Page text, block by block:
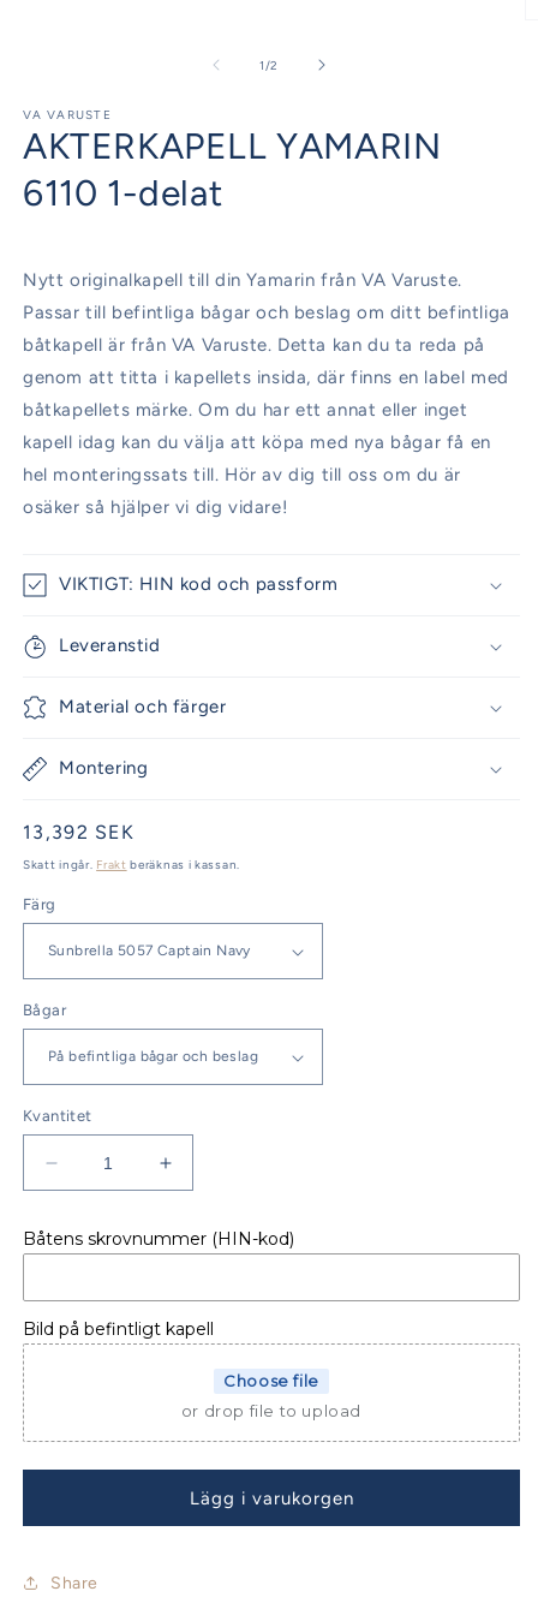
1/av
2
VA VARUSTE
AKTERKAPELL YAMARIN
6110 1-delat
Nytt originalkapell till din Yamarin från VA Varuste.
Passar till befintliga bågar och beslag om ditt befintliga
båtkapell är från VA Varuste. Detta kan du ta reda på
genom att titta i kapellets insida, där finns en label med
båtkapellets märke. Om du har ett annat eller inget
kapell idag kan du välja att köpa med nya bågar få en
hel monteringssats till. Hör av dig till oss om du är
osäker så hjälper vi dig vidare!
VIKTIGT: HIN kod och passform
Leveranstid
Material och färger
Montering
Ordinarie
pris
13,392 SEK
Skatt ingår. Frakt beräknas i kassan.
Färg
Bågar
Kvantitet
Minska
kvantitet
AKTERKAPELL
6110
1-
delat
Öka
kvantitet
AKTERKAPELL
6110
1-
delat
Båtens skrovnummer (HIN-kod)
Bild på befintligt kapell
Choose file
or drop file to upload
Lägg i varukorgen
Share